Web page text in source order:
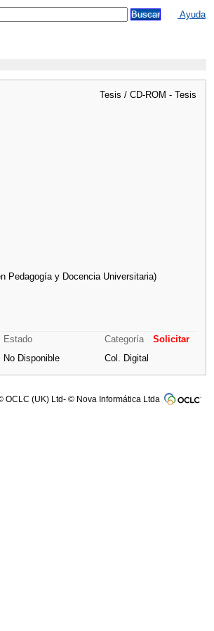
Ayuda
Tesis / CD-ROM - Tesis
Pedagogía y Docencia Universitaria)
Estado Categoría
Solicitar
No Disponible Col. Digital
OCLC (UK) Ltd- © Nova Informática Ltda